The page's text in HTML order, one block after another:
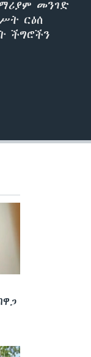
መንገድ
ርዕሰ
ችግሮችን